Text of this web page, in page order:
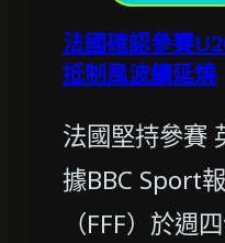
法國確認參賽
抵制風波續延燒
法國堅持參賽
據BBC Sport
（FFF）於週